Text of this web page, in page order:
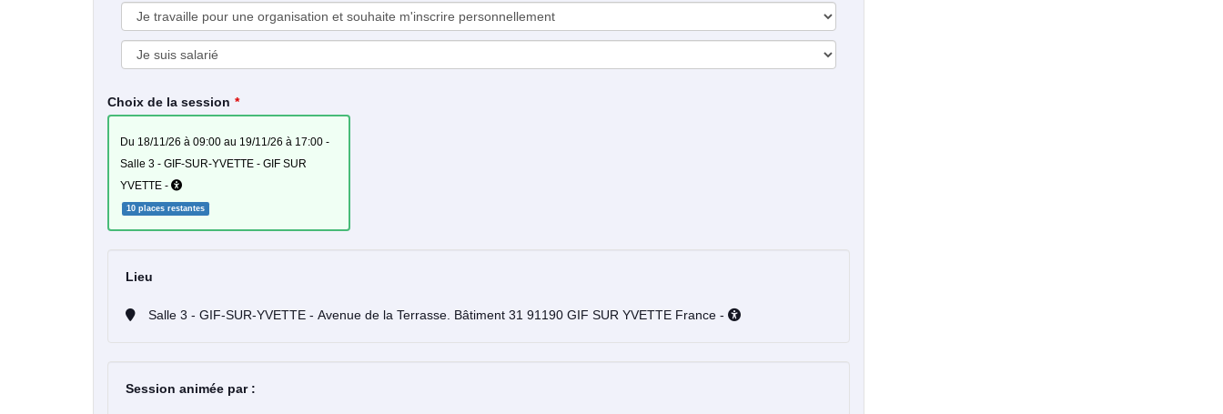
Choix de la session
du 18/11/26 à 09:00 au 19/11/26 à 17:00 -
Salle 3 - GIF-SUR-YVETTE - GIF SUR
YVETTE -
10 places restantes
Lieu
Salle 3 - GIF-SUR-YVETTE - Avenue de la Terrasse. Bâtiment 31 91190 GIF SUR YVETTE France -
Session animée par :